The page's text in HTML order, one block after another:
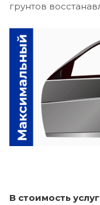
грунтов
В стоимость